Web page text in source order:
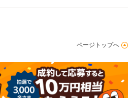
ページトップへ